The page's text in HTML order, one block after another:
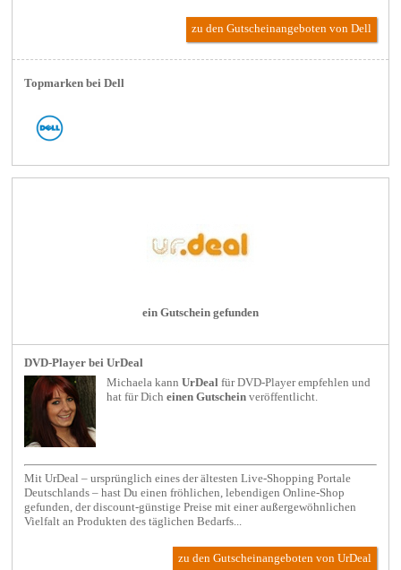
zu den Gutscheinangeboten von Dell
Topmarken bei Dell
ein Gutschein gefunden
DVD-Player bei UrDeal
Michaela kannUrDeal fürDVD-Playerempfehlen und
hat für Dicheinen Gutschein veröffentlicht.
Mit UrDeal – ursprünglich eines der ältesten Live-Shopping Portale
Deutschlands – hast Du einen fröhlichen, lebendigen Online-Shop
gefunden, der discount-günstige Preise mit einer außergewöhnlichen
Vielfalt an Produkten des täglichen Bedarfs...
zu den Gutscheinangeboten von UrDeal